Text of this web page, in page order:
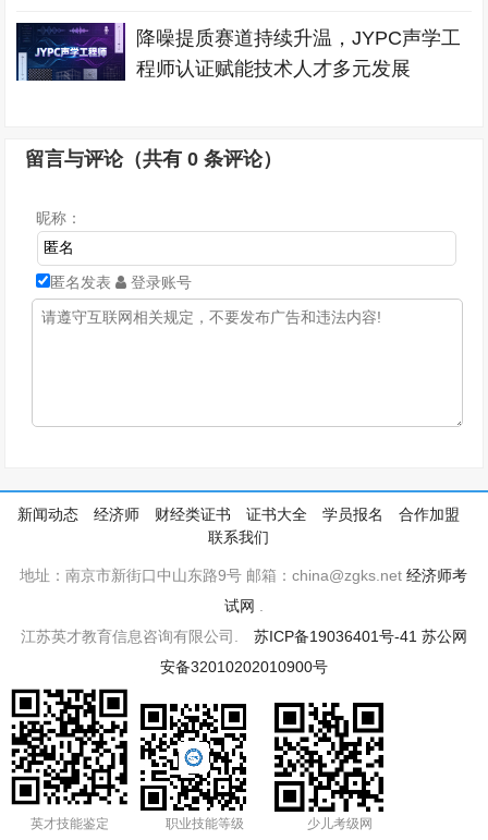
降噪提质赛道持续升温，JYPC声学工
程师认证赋能技术人才多元发展
留言与评论（共有0 条评论）
昵称：
匿名发表 登录账号
新闻动态 经济师 财经类证书 证书大全 学员报名
合作加盟
联系我们
地址：南京市新街口中山东路9号 邮箱：china@zgks.net经济师考
试网
江苏英才教育信息咨询有限公司. 苏ICP备19036401号-41 苏公网
安备32010202010900号
英才技能鉴定 职业技能等级 少儿考级网